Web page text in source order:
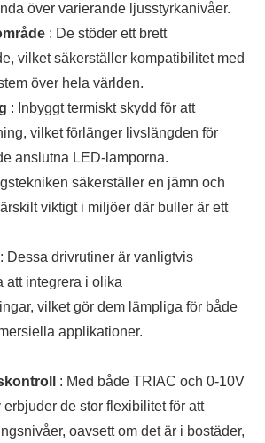
över varierande ljusstyrkanivåer.
: De stöder ett brett
vilket säkerställer kompatibilitet med
över hela världen.
: Inbyggt termiskt skydd för att
vilket förlänger livslängden för
anslutna LED-lamporna.
säkerställer en jämn och
viktigt i miljöer där buller är ett
: Dessa drivrutiner är vanligtvis
att integrera i olika
vilket gör dem lämpliga för både
applikationer.
: Med både TRIAC och 0-10V
de stor flexibilitet för att
oavsett om det är i bostäder,